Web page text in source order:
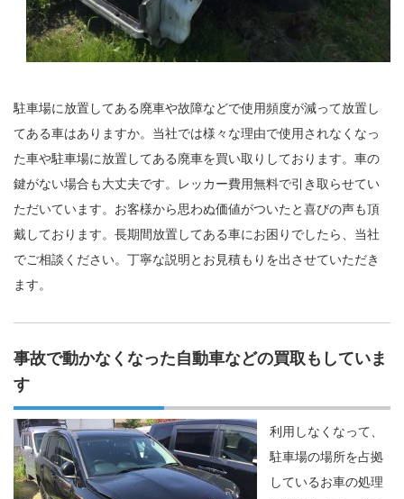
駐車場に放置してある廃車や故障などで使用頻度が減って放置し
てある車はありますか。当社では様々な理由で使用されなくなっ
た車や駐車場に放置してある廃車を買い取りしております。車の
鍵がない場合も大丈夫です。レッカー費用無料で引き取らせてい
ただいています。お客様から思わぬ価値がついたと喜びの声も頂
戴しております。長期間放置してある車にお困りでしたら、当社
でご相談ください。丁寧な説明とお見積もりを出させていただき
ます。
事故で動かなくなった自動車などの買取もしていま
す
利用しなくなって、
駐車場の場所を占拠
しているお車の処理